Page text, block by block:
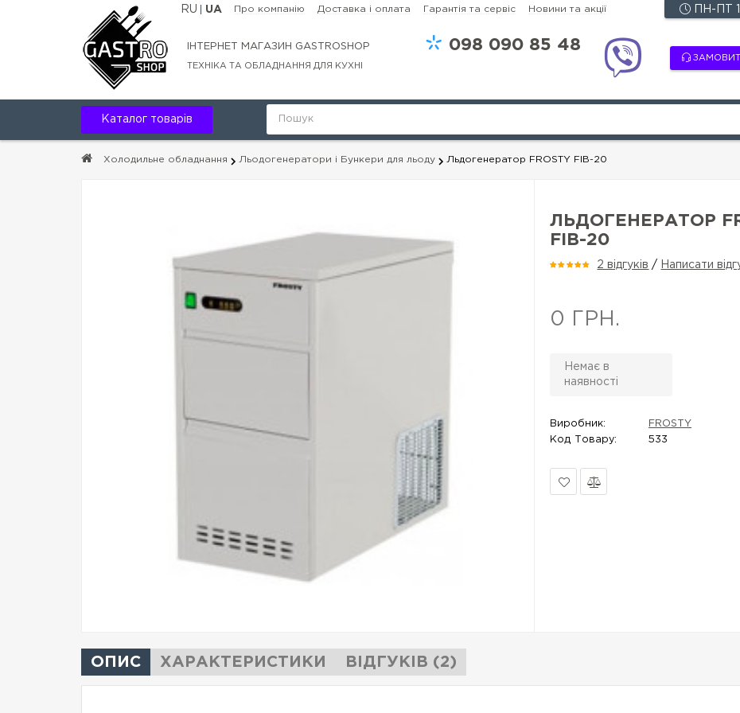
ІНТЕРНЕТ МАГАЗИН GASTROSHOP
ТЕХНІКА ТА ОБЛАДНАННЯ ДЛЯ КУХНІ
RU UA Про компанію Доставка і оплата Гарантія та сервіс Новини та акції
098 090 85 48
ПН-ПТ
Каталог товарів
Холодильне обладнання Льодогенератори і Бункери для льоду Льдогенератор FROSTY FIB-20
ЛЬДОГЕНЕРАТОР
FIB-20
2 відгуків / Написати
0 ГРН.
Немає в
наявності
Виробник:
FROSTY
Код Товару:
533
ОПИС ХАРАКТЕРИСТИКИ ВІДГУКІВ (2)